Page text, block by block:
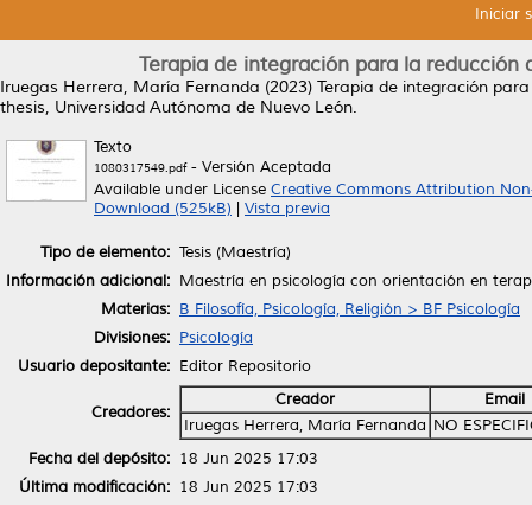
Iniciar
Terapia de integración para la
Iruegas Herrera, María Fernanda (2023) Terapia de integración
thesis, Universidad Autónoma de Nuevo León.
Texto
1080317549.pdf- Versión Aceptada
Available under License Creative Commons Attribution
Download (525kB)
Vista previa
Tipo de elemento: Tesis (Maestría)
Información adicional: Maestría en psicología con orientación en
Materias: B Filosofía, Psicología, Religión > BF Psicología
Divisiones: Psicología
Usuario depositante: Editor Repositorio
Creadores:
Creador
Email
Iruegas Herrera, María Fernanda NO
Fecha del depósito: 18 Jun 2025 17:03
Última modificación: 18 Jun 2025 17:03